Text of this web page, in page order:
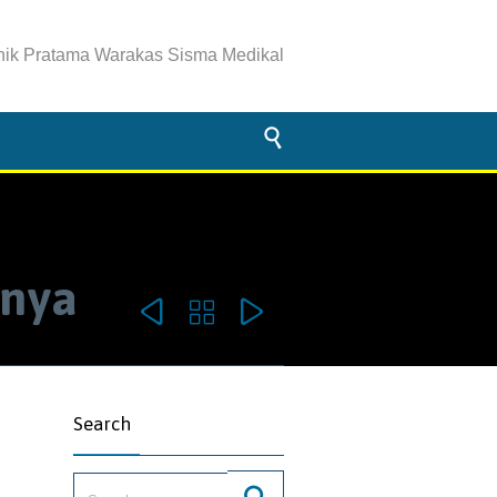
Pratama Warakas Sisma Medikal

  
Search